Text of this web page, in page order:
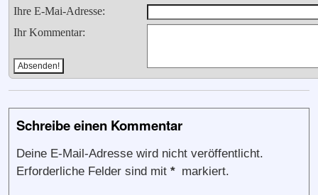
Ihre E-Mai-Adresse:
Ihr Kommentar:
Schreibe einen Kommentar
Deine E-Mail-Adresse wird nicht veröffentlicht.
Erforderliche Felder sind mit * markiert.